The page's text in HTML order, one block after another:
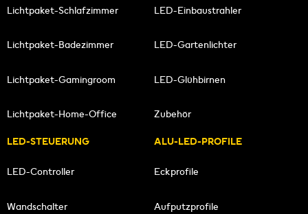
Lichtpaket-Schlafzimmer
Lichtpaket-Badezimmer
Lichtpaket-Gamingroom
Lichtpaket-Home-Office
LED-Einbaustrahler
LED-Gartenlichter
LED-Glühbirnen
Zubehör
LED-STEUERUNG
LED-Controller
Wandschalter
ALU-LED-PROFILE
Eckprofile
Aufputzprofile